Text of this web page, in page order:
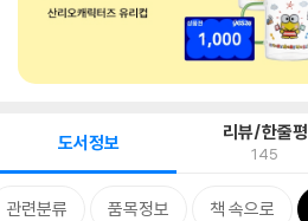
도서정보 리뷰/한줄평
145
관련분류 품목정보 책 속으로